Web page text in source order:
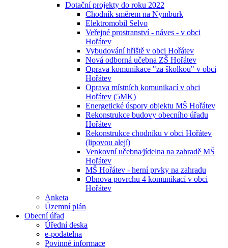
Dotační projekty do roku 2022
Chodník směrem na Nymburk
Elektromobil Selvo
Veřejné prostranství - náves - v obci
Hořátev
Vybudování hřiště v obci Hořátev
Nová odborná učebna ZŠ Hořátev
Oprava komunikace "za školkou" v obci
Hořátev
Oprava místních komunikací v obci
Hořátev (5MK)
Energetické úspory objektu MŠ Hořátev
Rekonstrukce budovy obecního úřadu
Hořátev
Rekonstrukce chodníku v obci Hořátev
(lipovou alejí)
Venkovní učebna⁄jídelna na zahradě MŠ
Hořátev
MŠ Hořátev - herní prvky na zahradu
Obnova povrchu 4 komunikací v obci
Hořátev
Anketa
Územní plán
Obecní úřad
Úřední deska
e-podatelna
Povinné informace